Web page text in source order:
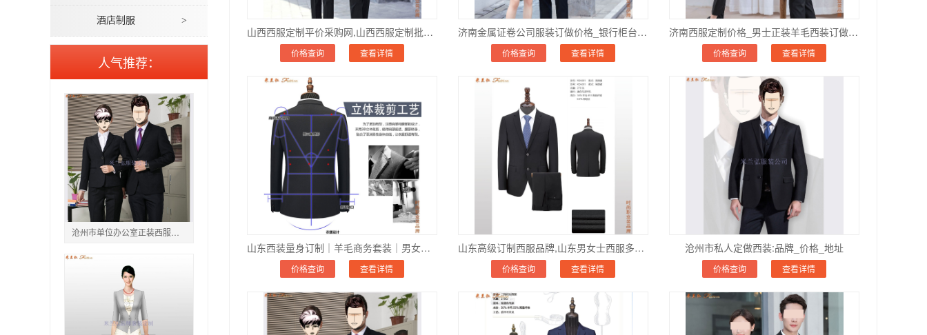
山西西服定制平价采购网,山西西服定制批发现货价格-舒适抗皱
价格查询 查看详情
济南金属证卷公司服装订做价格_银行柜台正装套装订制推荐_团体更优惠
价格查询 查看详情
济南西服定制价格_男士正装羊毛西装订做_免费上门量体
价格查询 查看详情
山东西装量身订制｜羊毛商务套装｜男女士价格_电话_哪家好
价格查询 查看详情
山东高级订制西服品牌,山东男女士西服多少钱
价格查询 查看详情
沧州市私人定做西装:品牌_价格_地址
价格查询 查看详情
酒店制服 >
人气推荐：